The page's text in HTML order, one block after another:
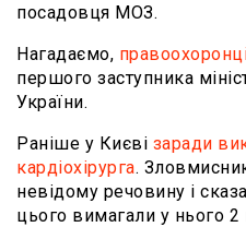
посадовця МОЗ.
Нагадаємо,
першого заступника
України.
Раніше у Києві заради
кардіохірурга.
невідому речовину і
цього вимагали у нього